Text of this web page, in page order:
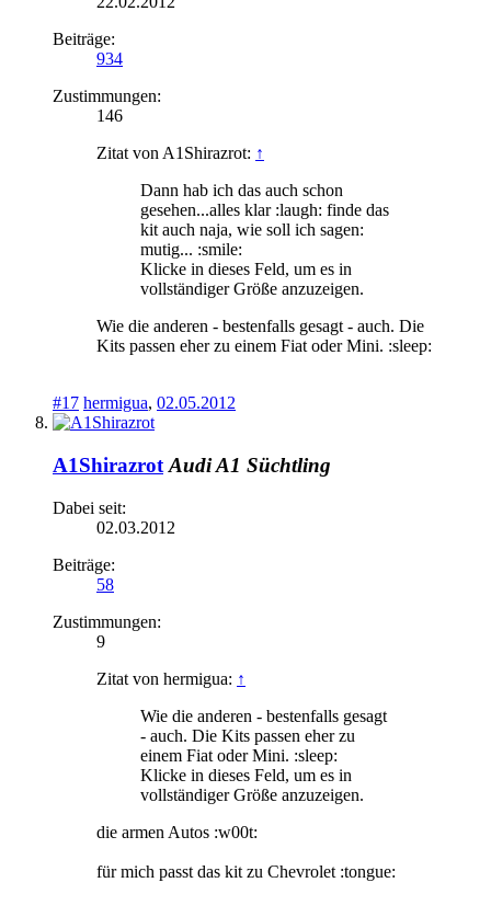
Beiträge:
934
Zustimmungen:
146
Zitat von A1Shirazrot: ↑
Dann hab ich das auch schon
gesehen...alles klar :laugh: finde das
kit auch naja, wie soll ich sagen:
mutig... :smile:
Klicke in dieses Feld, um es in
vollständiger Größe anzuzeigen.
Wie die anderen - bestenfalls gesagt - auch. Die
Kits passen eher zu einem Fiat oder Mini. :sleep:
#17 hermigua, 02.05.2012
A1Shirazrot Audi A1 Süchtling
Dabei seit:
02.03.2012
Beiträge:
58
Zustimmungen:
9
Zitat von hermigua: ↑
Wie die anderen - bestenfalls gesagt
- auch. Die Kits passen eher zu
einem Fiat oder Mini. :sleep:
Klicke in dieses Feld, um es in
vollständiger Größe anzuzeigen.
die armen Autos :w00t:
für mich passt das kit zu Chevrolet :tongue: